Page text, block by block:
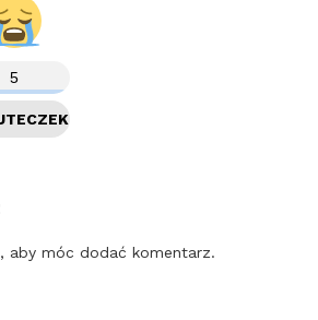
5
, aby móc dodać komentarz.